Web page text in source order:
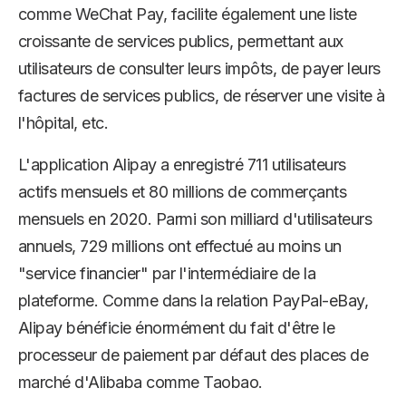
comme WeChat Pay, facilite également une liste
croissante de services publics, permettant aux
utilisateurs de consulter leurs impôts, de payer leurs
factures de services publics, de réserver une visite à
l'hôpital, etc.
L'application Alipay a enregistré 711 utilisateurs
actifs mensuels et 80 millions de commerçants
mensuels en 2020. Parmi son milliard d'utilisateurs
annuels, 729 millions ont effectué au moins un
"service financier" par l'intermédiaire de la
plateforme. Comme dans la relation PayPal-eBay,
Alipay bénéficie énormément du fait d'être le
processeur de paiement par défaut des places de
marché d'Alibaba comme Taobao.